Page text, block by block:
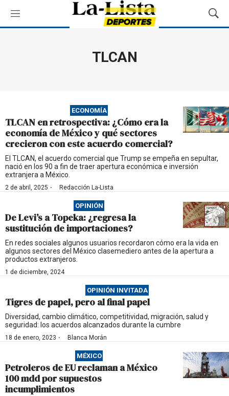
M
e
M
o
ú
s
q
u
d
TLCAN
ECONOMÍA
TLCAN en retrospectiva: ¿Cómo era la
economía de México y qué sectores
crecieron con este acuerdo comercial?
El TLCAN, el acuerdo comercial que Trump se empeña en sepultar,
nació en los 90 a fin de traer apertura económica e inversión
extranjera a México.
2 de abril, 2025 · Redacción La-Lista
OPINIÓN
De Levi’s a Topeka: ¿regresa la
sustitución de importaciones?
En redes sociales algunos usuarios recordaron cómo era la vida en
algunos sectores del México clasemediero antes de la apertura a
productos extranjeros.
1 de diciembre, 2024
OPINIÓN INVITADA
Tigres de papel, pero al final papel
Diversidad, cambio climático, competitividad, migración, salud y
seguridad: los acuerdos alcanzados durante la cumbre
18 de enero, 2023 · Blanca Morán
MÉXICO
Petroleros de EU reclaman a México
100 mdd por supuestos
incumplimientos